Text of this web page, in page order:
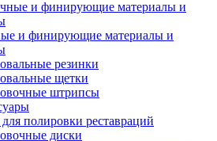
и финирующие материалы и
резинки
щетки
штрипсы
полировки реставраций
диски